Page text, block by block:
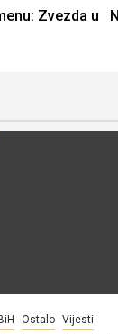
Zvezda u
BiH Ostalo Vijesti